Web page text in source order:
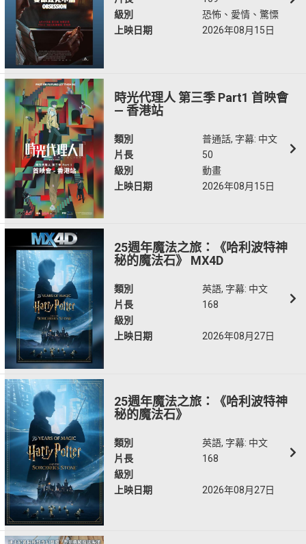
級別
恐怖、愛情、驚慄
上映日期
2026年08月15日
時光代理人 第三季 Part1 首映會
— 香港站
類別
普通話, 字幕: 中文
片長
50
級別
動畫
上映日期
2026年08月15日
25週年魔法之旅：《哈利波特神
秘的魔法石》 MX4D
類別
英語, 字幕: 中文
片長
168
級別
上映日期
2026年08月27日
25週年魔法之旅：《哈利波特神
秘的魔法石》
類別
英語, 字幕: 中文
片長
168
級別
上映日期
2026年08月27日